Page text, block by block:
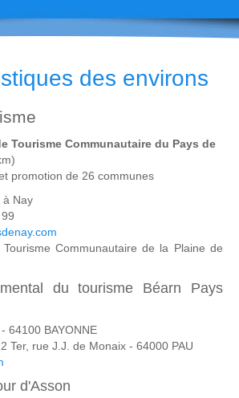
des environs
Tourisme Communautaire du Pays de
promotion de 26 communes
à Nay
Communautaire de la Plaine de
du tourisme Béarn Pays
64100 BAYONNE
Ter, rue J.J. de Monaix - 64000 PAU
d'Asson